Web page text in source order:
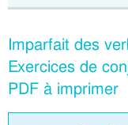
Imparfait des
Exercices de
PDF à imprimer